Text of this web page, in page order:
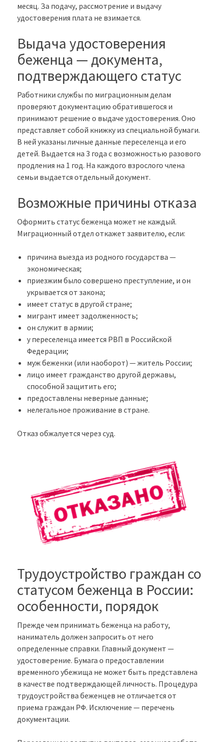
месяц. За подачу, рассмотрение и выдачу
удостоверения плата не взимается.
Выдача удостоверения
беженца — документа,
подтверждающего статус
Работники службы по миграционным делам
проверяют документацию обратившегося и
принимают решение о выдаче удостоверения. Оно
представляет собой книжку из специальной бумаги.
В ней указаны личные данные переселенца и его
детей. Выдается на 3 года с возможностью разового
продления на 1 год. На каждого взрослого члена
семьи выдается отдельный документ.
Возможные причины отказа
Оформить статус беженца может не каждый.
Миграционный отдел откажет заявителю, если:
причина выезда из родного государства —
экономическая;
приезжим было совершено преступление, и он
укрывается от закона;
имеет статус в другой стране;
мигрант имеет задолженность;
он служит в армии;
у переселенца имеется РВП в Российской
Федерации;
муж беженки (или наоборот) — житель России;
лицо имеет гражданство другой державы,
способной защитить его;
предоставлены неверные данные;
нелегальное проживание в стране.
Отказ обжалуется через суд.
Трудоустройство граждан со
статусом беженца в России:
особенности, порядок
Прежде чем принимать беженца на работу,
наниматель должен запросить от него
определенные справки. Главный документ —
удостоверение. Бумага о предоставлении
временного убежища не может быть представлена
в качестве подтверждающей личность. Процедура
трудоустройства беженцев не отличается от
приема граждан РФ. Исключение — перечень
документации.